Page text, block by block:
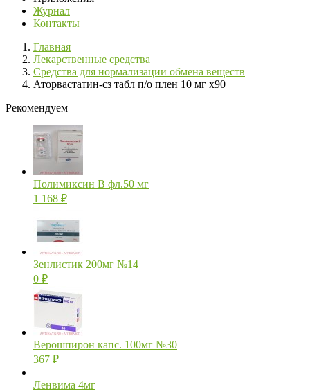
Журнал
Контакты
Главная
Лекарственные средства
Средства для нормализации обмена веществ
Аторвастатин-сз табл п/о плен 10 мг х90
Рекомендуем
Полимиксин В фл.50 мг
1 168 ₽
Зенлистик 200мг №14
0 ₽
Верошпирон капс. 100мг №30
367 ₽
Ленвима 4мг